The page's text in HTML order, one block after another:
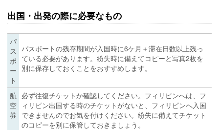
出国・出発の際に必要なもの
パ
ス
ポ
ー
ト
パスポートの残存期間が入国時に6ケ月＋滞在日数以上残っ
ている必要があります。紛失時に備えてコピーと写真2枚を
別に保存しておくことをおすすめします。
航
空
券
必ず往復チケットか確認してください。フィリピンへは、フ
ィリピン出国する時のチケットがないと、フィリピンへ入国
できませんのでお気を付けください。紛失に備えてチケット
のコピーを別に保管しておきましょう。